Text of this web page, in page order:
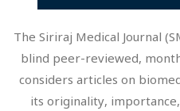
The Siriraj Medical Journal
blind peer-reviewed,
considers articles on
its originality,